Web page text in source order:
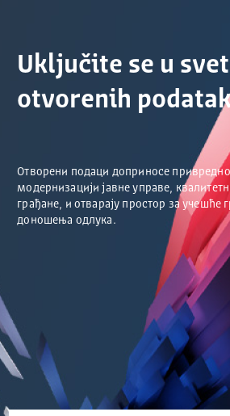
Uključite se u svet
otvorenih
Отворени подаци доприносе
модернизацији јавне управе,
грађане, и отварају простор за учешће
доношења одлука.